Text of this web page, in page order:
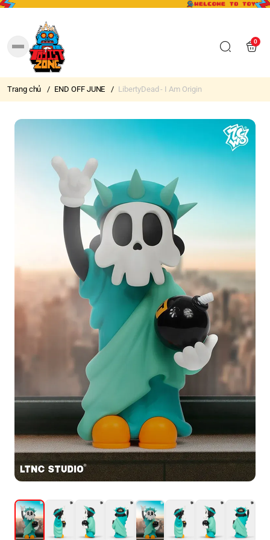
0
Trang chủ / END OFF JUNE / LibertyDead - I Am Origin